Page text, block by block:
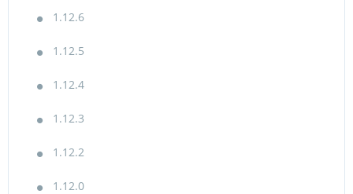
1.12.6
1.12.5
1.12.4
1.12.3
1.12.2
1.12.0